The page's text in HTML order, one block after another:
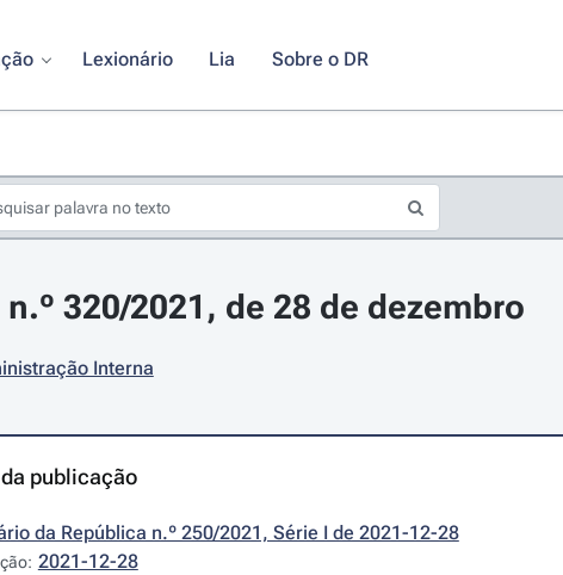
Lexionário Lia Sobre o DR
320/2021, de 28 de dezembro
Interna
publicação
da República n.º 250/2021, Série I de 2021-12-28
2021-12-28